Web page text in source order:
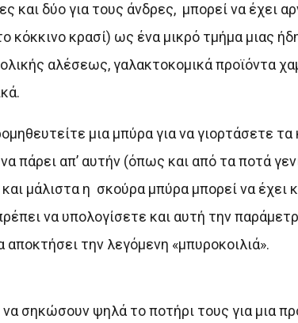
και δύο για τους άνδρες, μπορεί να έχει
κρασί) ως ένα μικρό τμήμα μιας
αλέσεως, γαλακτοκομικά προϊόντα
μια μπύρα για να γιορτάσετε
πάρει απ’ αυτήν (όπως και από τα ποτά
μάλιστα η σκούρα μπύρα μπορεί να έχει
να υπολογίσετε και αυτή την
αποκτήσει την λεγόμενη «μπυροκοιλιά».
σηκώσουν ψηλά το ποτήρι τους για μια